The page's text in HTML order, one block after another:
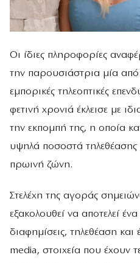
Οι ίδιες πληροφορίες
την παρουσιάστρια μία από
εμπορικές τηλεοπτικές
φετινή χρονιά έκλεισε με
την εκπομπή της, η οποία
υψηλά ποσοστά
πρωινή ζώνη.
Στελέχη της αγοράς
εξακολουθεί να αποτελεί
διαφημίσεις, τηλεθέαση
media, στοιχεία που έχουν